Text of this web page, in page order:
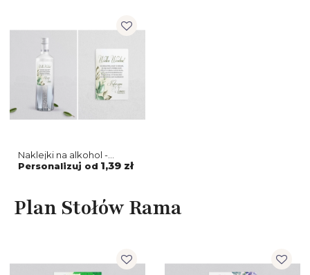
Naklejki na alkohol -
About You - Motyw 1
Personalizuj od 1,39 zł
Plan Stołów Rama